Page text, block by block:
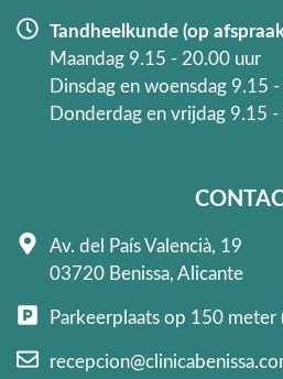
Tandheelkunde (op
Maandag 9.15 - 20.00 uur
Dinsdag en woensdag 9.15
Donderdag en vrijdag 9.15
Av. del País Valencià, 19
03720 Benissa, Alicante
Parkeerplaats op 150 meter